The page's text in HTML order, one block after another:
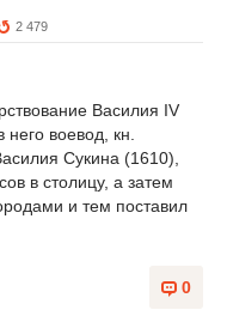
2 479
Василия IV
воевод, кн.
Сукина (1610),
в столицу, а затем
и тем поставил
0